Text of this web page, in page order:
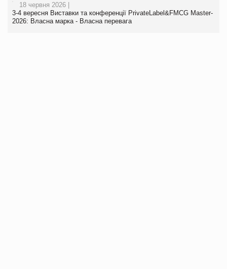
18 червня 2026 |
3-4 вересня Виставки та конференції PrivateLabel&FMCG Master-
2026: Власна марка - Власна перевага